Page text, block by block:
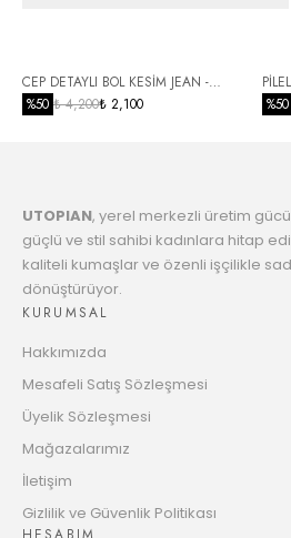
6
8
Taksit
Taksit
12
CEP DETAYLI BOL KESİM JEAN -
SİYAH
%50 ₺ 4,200₺ 2,100
%50
UTOPIAN, yerel merkezli üretim
güçlü ve stil sahibi kadınlara hitap
kaliteli kumaşlar ve özenli işçilikle
dönüştürüyor.
KURUMSAL
Hakkımızda
Mesafeli Satış Sözleşmesi
Üyelik Sözleşmesi
Mağazalarımız
İletişim
Gizlilik ve Güvenlik Politikası